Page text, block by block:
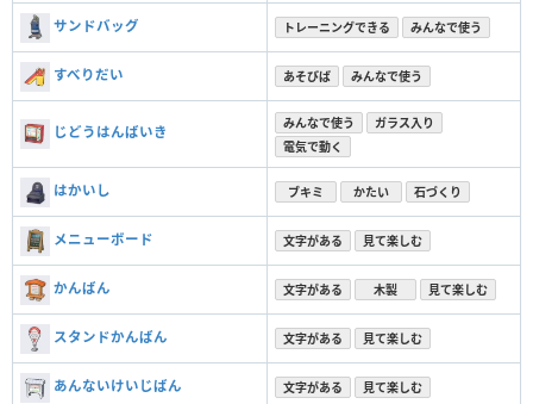
サンドバッグ トレーニングできる みんなで使う
すべりだい あそびば みんなで使う
じどうはんばいき
みんなで使う
ガラス入り
電気で動く
はかいし ブキミ かたい 石づくり
メニューボード 文字がある 見て楽しむ
かんばん 文字がある 木製 見て楽しむ
スタンドかんばん 文字がある 見て楽しむ
あんないけいじばん 文字がある 見て楽しむ